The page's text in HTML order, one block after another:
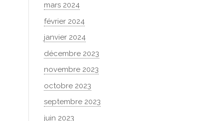
mars 2024
février 2024
janvier 2024
décembre 2023
novembre 2023
octobre 2023
septembre 2023
juin 2023